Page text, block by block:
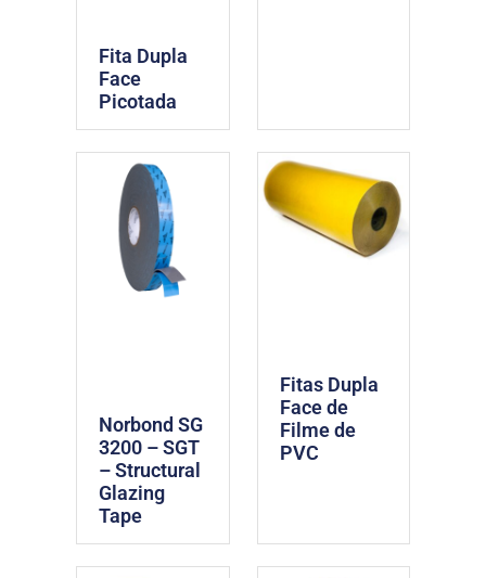
Fita Dupla
Face
Picotada
Norbond SG
3200 – SGT
– Structural
Glazing
Tape
Fitas Dupla
Face de
Filme de
PVC